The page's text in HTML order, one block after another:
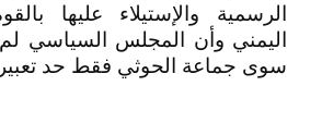
الرسمية والإستيلاء عليها
اليمني وأن المجلس السياسي لم
سوى جماعة الحوثي فقط حد